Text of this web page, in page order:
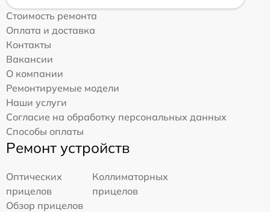
Стоимость ремонта
Оплата и доставка
Контакты
Вакансии
О компании
Ремонтируемые модели
Наши услуги
Согласие на обработку персональных данных
Способы оплаты
Ремонт устройств
Оптических
прицелов
Коллиматорных
прицелов
Обзор прицелов